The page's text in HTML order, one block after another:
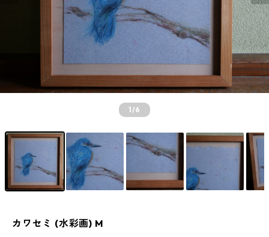
1/6
カワセミ (水彩画) M